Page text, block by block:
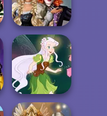
Color Fill 3D
Alice and
Friends:
Enchanted W...